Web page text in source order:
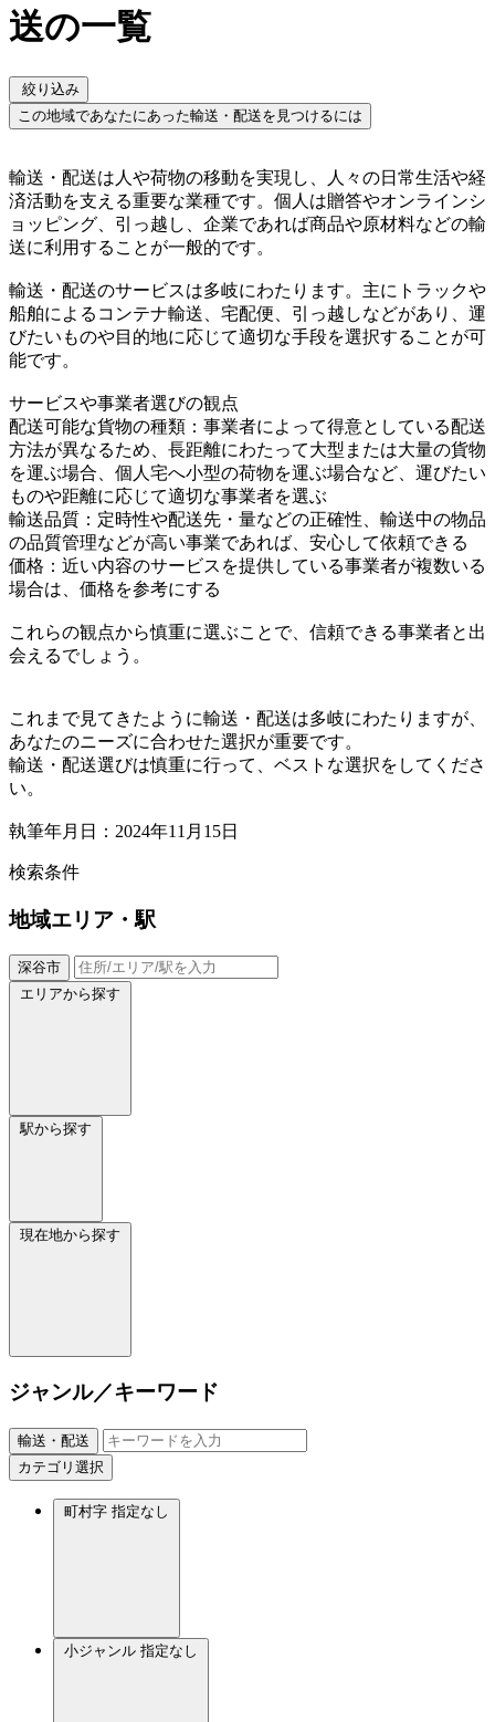
送の一覧
絞り込み
この地域であなたにあった輸送・配送を見つけるには
輸送・配送は人や荷物の移動を実現し、人々の日常生活や経
済活動を支える重要な業種です。個人は贈答やオンラインシ
ョッピング、引っ越し、企業であれば商品や原材料などの輸
送に利用することが一般的です。
輸送・配送のサービスは多岐にわたります。主にトラックや
船舶によるコンテナ輸送、宅配便、引っ越しなどがあり、運
びたいものや目的地に応じて適切な手段を選択することが可
能です。
サービスや事業者選びの観点
配送可能な貨物の種類：事業者によって得意としている配送
方法が異なるため、長距離にわたって大型または大量の貨物
を運ぶ場合、個人宅へ小型の荷物を運ぶ場合など、運びたい
ものや距離に応じて適切な事業者を選ぶ
輸送品質：定時性や配送先・量などの正確性、輸送中の物品
の品質管理などが高い事業であれば、安心して依頼できる
価格：近い内容のサービスを提供している事業者が複数いる
場合は、価格を参考にする
これらの観点から慎重に選ぶことで、信頼できる事業者と出
会えるでしょう。
これまで見てきたように輸送・配送は多岐にわたりますが、
あなたのニーズに合わせた選択が重要です。
輸送・配送選びは慎重に行って、ベストな選択をしてくださ
い。
執筆年月日：2024年11月15日
検索条件
地域エリア・駅
深谷市
エリアから探す
駅から探す
現在地から探す
ジャンル／キーワード
輸送・配送
カテゴリ選択
町村字 指定なし
小ジャンル 指定なし